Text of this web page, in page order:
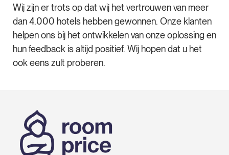
Wij zijn er trots op dat wij het vertrouwen van meer
dan 4.000 hotels hebben gewonnen. Onze klanten
helpen ons bij het ontwikkelen van onze oplossing en
hun feedback is altijd positief. Wij hopen dat u het
ook eens zult proberen.